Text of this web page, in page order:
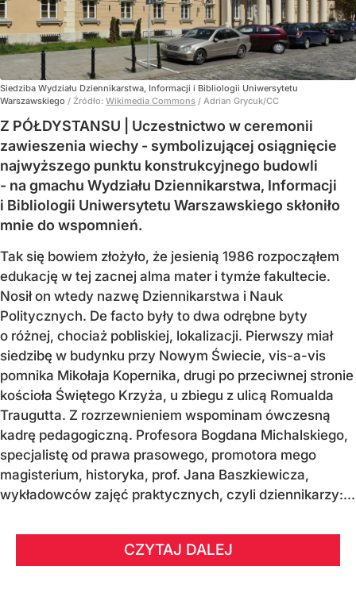
Siedziba Wydziału Dziennikarstwa, Informacji i Bibliologii Uniwersytetu
Warszawskiego / Źródło: Wikimedia Commons / Adrian Grycuk/CC
Z PÓŁDYSTANSU | Uczestnictwo w ceremonii
zawieszenia wiechy - symbolizującej osiągnięcie
najwyższego punktu konstrukcyjnego budowli
- na gmachu Wydziału Dziennikarstwa, Informacji
i Bibliologii Uniwersytetu Warszawskiego skłoniło
mnie do wspomnień.
Tak się bowiem złożyło, że jesienią 1986 rozpocząłem
edukację w tej zacnej alma mater i tymże fakultecie.
Nosił on wtedy nazwę Dziennikarstwa i Nauk
Politycznych. De facto były to dwa odrębne byty
o różnej, chociaż pobliskiej, lokalizacji. Pierwszy miał
siedzibę w budynku przy Nowym Świecie, vis-a-vis
pomnika Mikołaja Kopernika, drugi po przeciwnej stronie
kościoła Świętego Krzyża, u zbiegu z ulicą Romualda
Traugutta. Z rozrzewnieniem wspominam ówczesną
kadrę pedagogiczną. Profesora Bogdana Michalskiego,
specjalistę od prawa prasowego, promotora mego
magisterium, historyka, prof. Jana Baszkiewicza,
wykładowców zajęć praktycznych, czyli dziennikarzy:...
CZYTAJ DALEJ